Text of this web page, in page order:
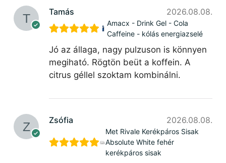
Tamás 2026.08.08.
Amacx - Drink Gel - Cola
Caffeine - kólás energiazselé
Jó az állaga, nagy pulzuson is könnyen
megiható. Rögtön beüt a koffein. A
citrus géllel szoktam kombinálni.
Zsófia 2026.08.08.
Met Rivale Kerékpáros Sisak
Absolute White fehér
kerékpáros sisak